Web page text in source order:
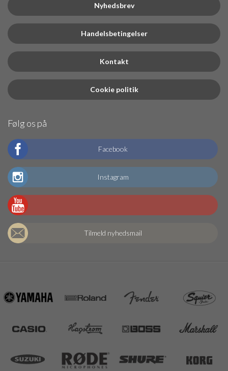
Nyhedsbrev
Handelsbetingelser
Kontakt
Cookie politik
Følg os på
Facebook
Instagram
Tilmeld nyhedsmail